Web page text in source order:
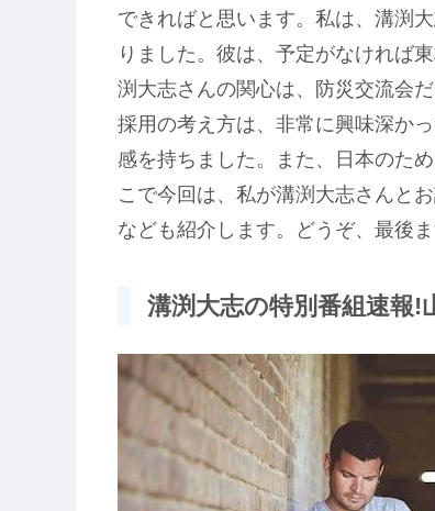
できればと思います。私は、溝渕
りました。彼は、予定がなければ
渕大志さんの関心は、防災交流会
採用の考え方は、非常に興味深か
感を持ちました。また、日本のた
こで今回は、私が溝渕大志さんと
なども紹介します。どうぞ、最後
溝渕大志の特別番組速報!